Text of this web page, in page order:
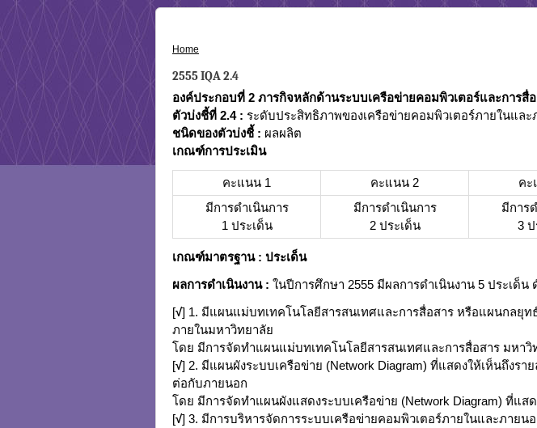
Home
2555 IQA 2.4
องค์ประกอบที่ 2 ภารกิจหลักด้านระบบเครือข่ายคอมพิวเตอร์และการสื่
ตัวบ่งชี้ที่ 2.4: ระดับประสิทธิภาพของเครือข่ายคอมพิวเตอร์ภายในแล
ชนิดของตัวบ่งชี้ : ผลผลิต
เกณฑ์การประเมิน
คะแนน 1 คะแนน 2 คะ
มีการดำเนินการ
1 ประเด็น
มีการดำเนินการ
2 ประเด็น
มีการ
3 ป
เกณฑ์มาตรฐาน : ประเด็น
ผลการดำเนินงาน : ในปีการศึกษา 2555 มีผลการดำเนินงาน 5 ประเด็น
[√] 1. มีแผนแม่บทเทคโนโลยีสารสนเทศและการสื่อสาร หรือแผนกลยุ
ภายในมหาวิทยาลัย
โดย มีการจัดทำแผนแม่บทเทคโนโลยีสารสนเทศและการสื่อสาร มหา
[√] 2. มีแผนผังระบบเครือข่าย (Network Diagram) ที่แสดงให้เห็นถึงร
ต่อกับภายนอก
โดย มีการจัดทำแผนผังแสดงระบบเครือข่าย (Network Diagram) ที่แ
[√] 3. มีการบริหารจัดการระบบเครือข่ายคอมพิวเตอร์ภายในและภาย